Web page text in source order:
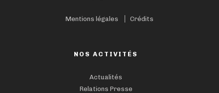
Mentions légales Crédits
NOS ACTIVITÉS
Actualités
Relations Presse